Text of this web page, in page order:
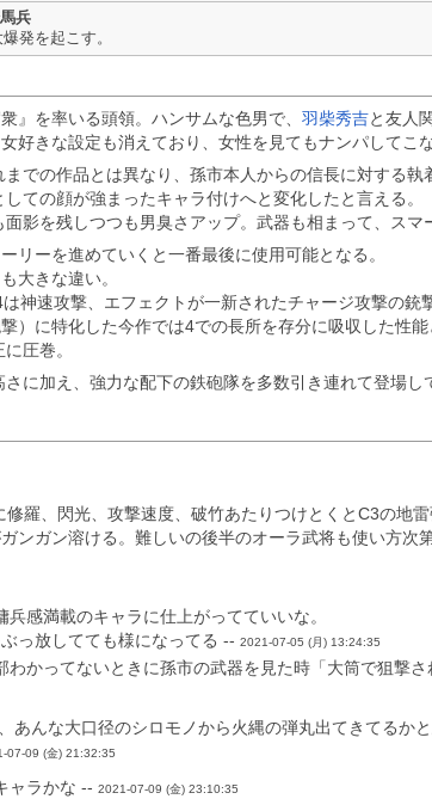
兵
発を起こす。
』を率いる頭領。ハンサムな色男で、羽柴秀吉と友人
好きな設定も消えており、女性を見てもナンパしてこな
までの作品とは異なり、孫市本人からの信長に対する
ての顔が強まったキャラ付けへと変化したと言える。
影を残しつつも男臭さアップ。武器も相まって、スマ
リーを進めていくと一番最後に使用可能となる。
大きな違い。
神速攻撃、エフェクトが一新されたチャージ攻撃の
）に特化した今作では4での長所を存分に吸収した性
圧巻。
に加え、強力な配下の鉄砲隊を多数引き連れて登場し
羅、閃光、攻撃速度、破竹あたりつけとくとC3の地
ンガン溶ける。難しいの後半のオーラ武将も使い方
感満載のキャラに仕上がってていいな。
っ放してても様になってる --2021-07-05 (月) 13:24:35
わかってないときに孫市の武器を見た時「大筒で狙撃
あんな大口径のシロモノから火縄の弾丸出てきてるか
07-09 (金) 21:32:35
ャラかな --2021-07-09 (金) 23:10:35